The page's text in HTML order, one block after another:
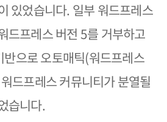
있었습니다. 일부 워드프레스
드프레스 버전 5를 거부하고
으로 오토매틱(워드프레스
드프레스 커뮤니티가 분열될
습니다.